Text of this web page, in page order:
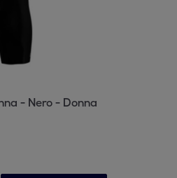
- Nero - Donna